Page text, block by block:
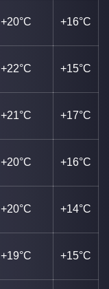
+20°C +16°C
+22°C +15°C
+21°C +17°C
+20°C +16°C
+20°C +14°C
+19°C +15°C